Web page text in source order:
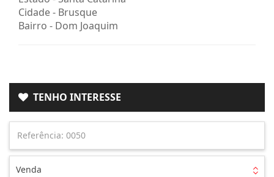
Cidade - Brusque
Bairro - Dom Joaquim
TENHO INTERESSE
Venda